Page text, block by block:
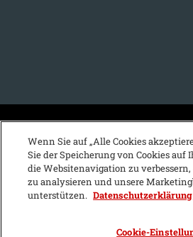
A B C D E F
K
L M N O P
Wenn Sie auf „Alle Cookies
Sie der Speicherung von Cookies auf
die Websitenavigation zu
zu analysieren und unsere
unterstützen. Datenschutzerklärung
Cookie-